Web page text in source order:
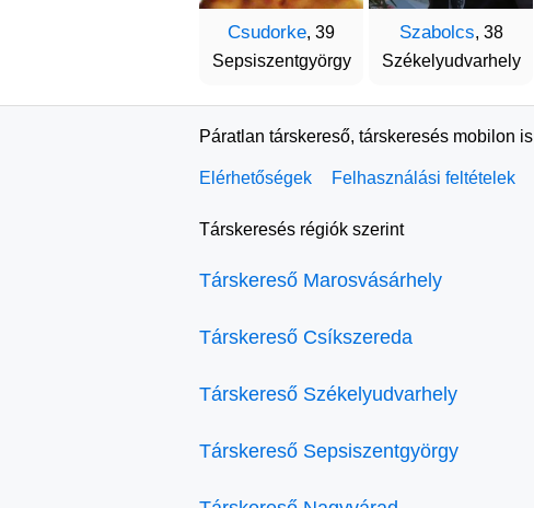
Csudorke, 39
Sepsiszentgyörgy
Szabolcs, 38
Székelyudvarhely
Páratlan társkereső, társkeresés mobilon is
Elérhetőségek Felhasználási feltételek
Társkeresés régiók szerint
Társkereső Marosvásárhely
Társkereső Csíkszereda
Társkereső Székelyudvarhely
Társkereső Sepsiszentgyörgy